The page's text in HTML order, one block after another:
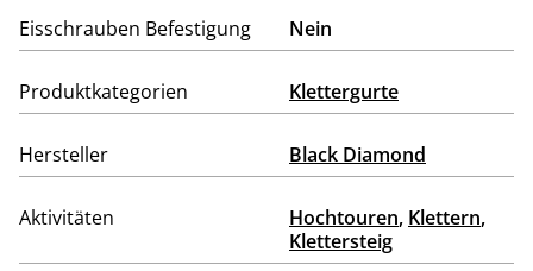
Eisschrauben Befestigung Nein
Produktkategorien Klettergurte
Hersteller Black Diamond
Aktivitäten Hochtouren, Klettern,
Klettersteig